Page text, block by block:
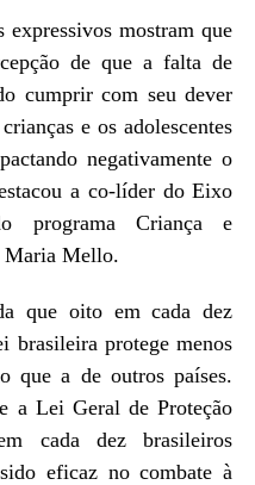
expressivos mostram que
de que a falta de
cumprir com seu dever
e os adolescentes
negativamente o
a co-líder do Eixo
programa Criança e
Maria Mello.
que oito em cada dez
brasileira protege menos
que a de outros países.
a Lei Geral de Proteção
cada dez brasileiros
eficaz no combate à